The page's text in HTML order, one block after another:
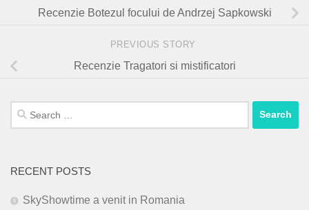
Recenzie Botezul focului de Andrzej Sapkowski
PREVIOUS STORY
Recenzie Tragatori si mistificatori
Search
for:
RECENT POSTS
SkyShowtime a venit in Romania